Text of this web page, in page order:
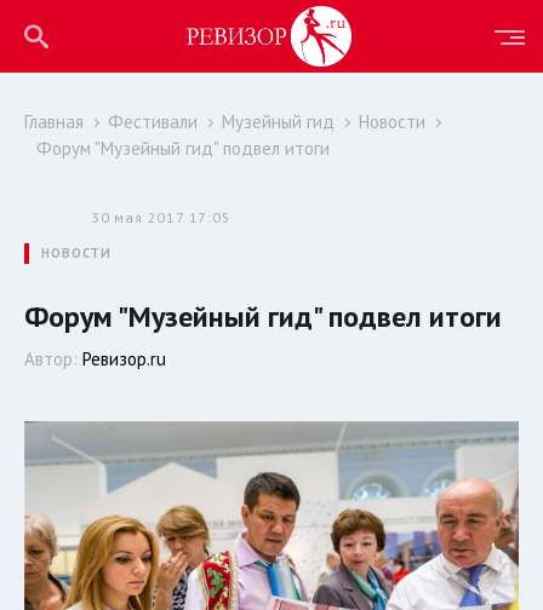
Главная Фестивали Музейный гид
Новости
Форум "Музейный гид" подвел итоги
30 мая 2017 17:05
НОВОСТИ
Форум "Музейный гид" подвел итоги
Автор: Ревизор.ru